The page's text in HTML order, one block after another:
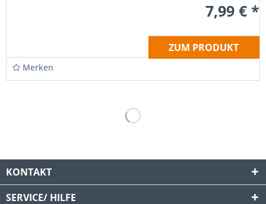
7,99 € *
ZUM PRODUKT
Merken
KONTAKT
SERVICE/ HILFE